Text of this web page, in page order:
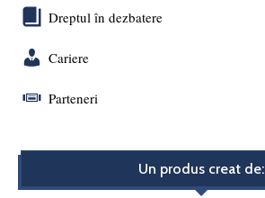
Dreptul în dezbatere
Cariere
Parteneri
Un produs creat de: